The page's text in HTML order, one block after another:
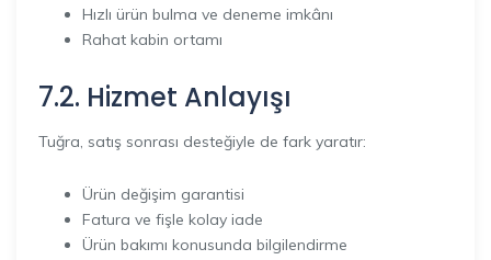
Hızlı ürün bulma ve deneme imkânı
Rahat kabin ortamı
7.2. Hizmet Anlayışı
Tuğra, satış sonrası desteğiyle de fark yaratır:
Ürün değişim garantisi
Fatura ve fişle kolay iade
Ürün bakımı konusunda bilgilendirme